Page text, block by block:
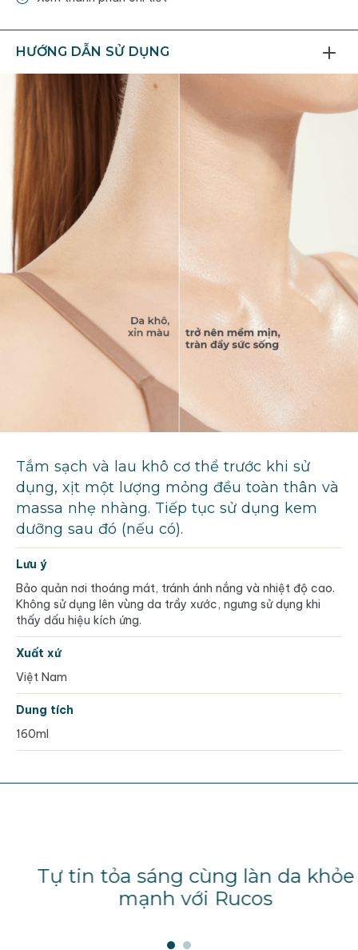
HƯỚNG DẪN SỬ DỤNG
Tắm sạch và lau khô cơ thể trước khi sử
dụng, xịt một lượng mỏng đều toàn thân và
massa nhẹ nhàng. Tiếp tục sử dụng kem
dưỡng sau đó (nếu có).
Lưu ý
Bảo quản nơi thoáng mát, tránh ánh nắng và nhiệt độ cao.
Không sử dụng lên vùng da trầy xước, ngưng sử dụng khi
thấy dấu hiệu kích ứng.
Xuất xứ
Việt Nam
Dung tích
160ml
Tự tin tỏa sáng cùng làn da khỏe
mạnh với Rucos